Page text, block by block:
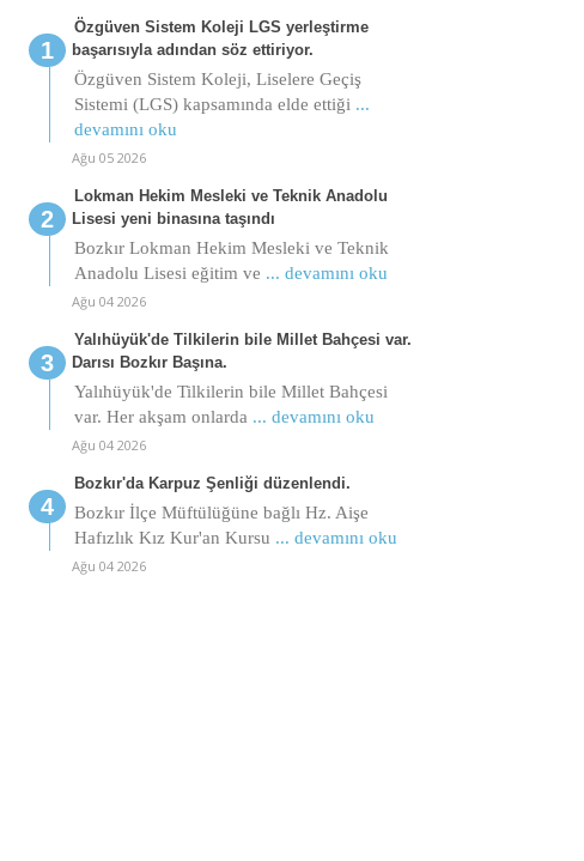
Özgüven Sistem Koleji LGS yerleştirme
başarısıyla adından söz ettiriyor.
Özgüven Sistem Koleji, Liselere Geçiş
Sistemi (LGS) kapsamında elde ettiği ...
devamını oku
Ağu 05 2026
Lokman Hekim Mesleki ve Teknik Anadolu
Lisesi yeni binasına taşındı
Bozkır Lokman Hekim Mesleki ve Teknik
Anadolu Lisesi eğitim ve ... devamını oku
Ağu 04 2026
Yalıhüyük'de Tilkilerin bile Millet Bahçesi var.
Darısı Bozkır Başına.
Yalıhüyük'de Tilkilerin bile Millet Bahçesi
var. Her akşam onlarda ... devamını oku
Ağu 04 2026
Bozkır'da Karpuz Şenliği düzenlendi.
Bozkır İlçe Müftülüğüne bağlı Hz. Aişe
Hafızlık Kız Kur'an Kursu ... devamını oku
Ağu 04 2026